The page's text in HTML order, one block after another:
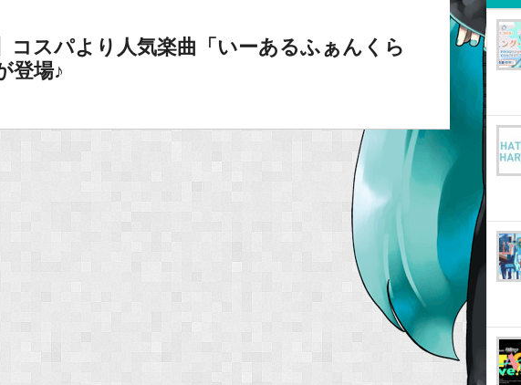
コスパより人気楽曲「いーあるふぁんくら
登場♪